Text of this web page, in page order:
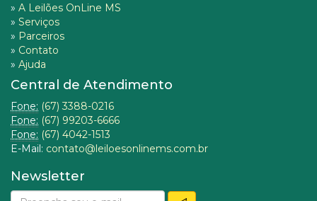
» A Leilões OnLine MS
» Serviços
» Parceiros
» Contato
» Ajuda
Central de Atendimento
Fone: (67) 3388-0216
Fone: (67) 99203-6666
Fone: (67) 4042-1513
E-Mail: contato@leiloesonlinems.com.br
Newsletter